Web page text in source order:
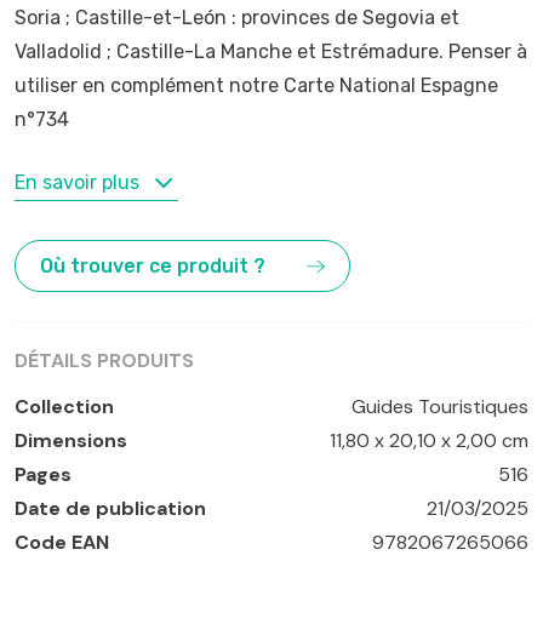
Soria ; Castille-et-León : provinces de Segovia et
Valladolid ; Castille-La Manche et Estrémadure. Penser à
utiliser en complément notre Carte National Espagne
n°734
MOTS-CLÉS
Valladolid
En savoir plus
Où trouver ce produit ?
DÉTAILS PRODUITS
Collection
Guides Touristiques
Dimensions
11,80 x 20,10 x 2,00 cm
Pages
516
Date de publication
21/03/2025
Code EAN
9782067265066